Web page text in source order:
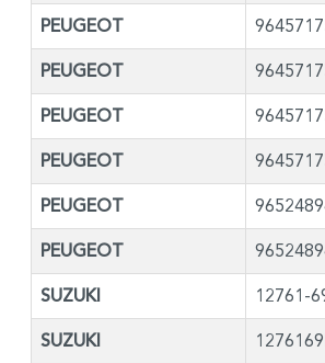
PEUGEOT
PEUGEOT
PEUGEOT
PEUGEOT
PEUGEOT
PEUGEOT
SUZUKI 12761-
SUZUKI